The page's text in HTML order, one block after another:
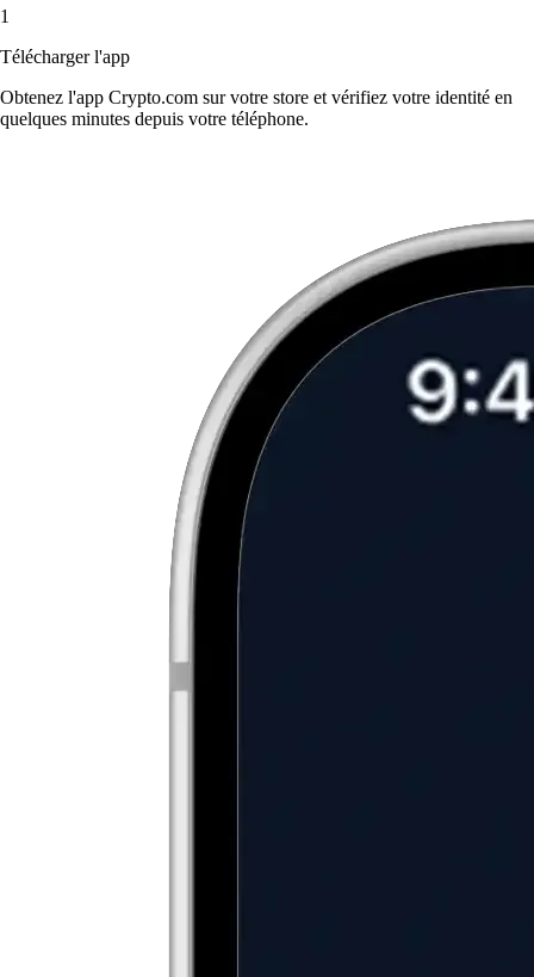
1
Télécharger l'app
Obtenez l'app Crypto.com sur votre store et vérifiez votre identité en
quelques minutes depuis votre téléphone.